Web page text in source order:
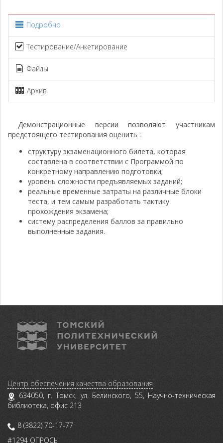
Подробно
Тестирование/Анкетирование
Файлы
Архив
Демонстрационные версии позволяют участникам
предстоящего тестирования оценить :
структуру экзаменационного билета, которая
составлена в соответствии с Программой по
конкретному направлению подготовки;
уровень сложности предъявляемых заданий;
реальные временные затраты на различные блоки
теста, и тем самым разработать тактику
прохождения экзамена;
систему распределения баллов за правильно
выполненные задания.
Центр обеспечения качества образования
634050, г. Томск, ул. Белинского, 55, Научно-техническая
библиотека, офис 213
8 (3822) 70-17-77
#1294 ОПРОСЫ